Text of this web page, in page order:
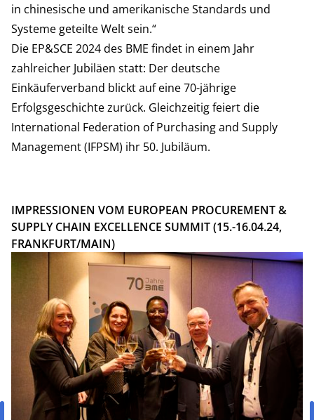
in chinesische und amerikanische Standards und
Systeme geteilte Welt sein.“
Die EP&SCE 2024 des BME findet in einem Jahr
zahlreicher Jubiläen statt: Der deutsche
Einkäuferverband blickt auf eine 70-jährige
Erfolgsgeschichte zurück. Gleichzeitig feiert die
International Federation of Purchasing and Supply
Management (IFPSM) ihr 50. Jubiläum.
IMPRESSIONEN VOM EUROPEAN PROCUREMENT &
SUPPLY CHAIN EXCELLENCE SUMMIT (15.-16.04.24,
FRANKFURT/MAIN)